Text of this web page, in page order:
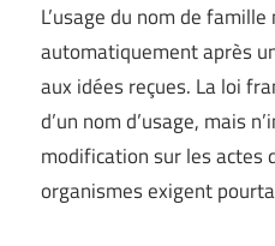
L’usage du nom de
automatiquement après
aux idées reçues. La loi
d’un nom d’usage, mais
modification sur les actes
organismes exigent